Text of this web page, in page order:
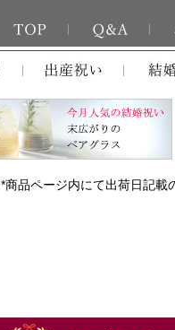
*商品ページ内にて出荷日記載